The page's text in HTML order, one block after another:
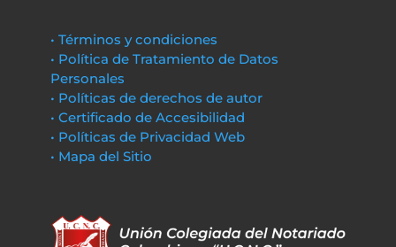
• Términos y condiciones
• Política de Tratamiento de Datos
Personales
• Políticas de derechos de autor
• Certificado de Accesibilidad
• Políticas de Privacidad Web
• Mapa del Sitio